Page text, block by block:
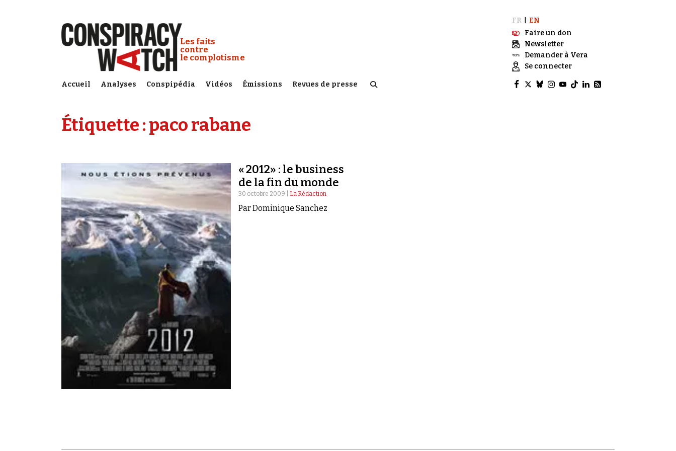
Conspiracy Watch :
Les faits
contre
le complotisme
Accueil Analyses Conspipédia Vidéos Émissions Revues de presse
FR
EN
Faire un don
Newsletter
Demander à Vera
Se connecter
Étiquette :paco rabane
« 2012» : le business
de la fin du monde
30 octobre 2009 | La Rédaction
Par Dominique Sanchez